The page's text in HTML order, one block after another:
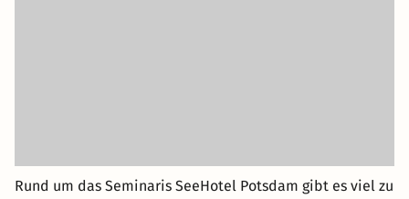
Rund um das Seminaris SeeHotel Potsdam gibt es viel zu